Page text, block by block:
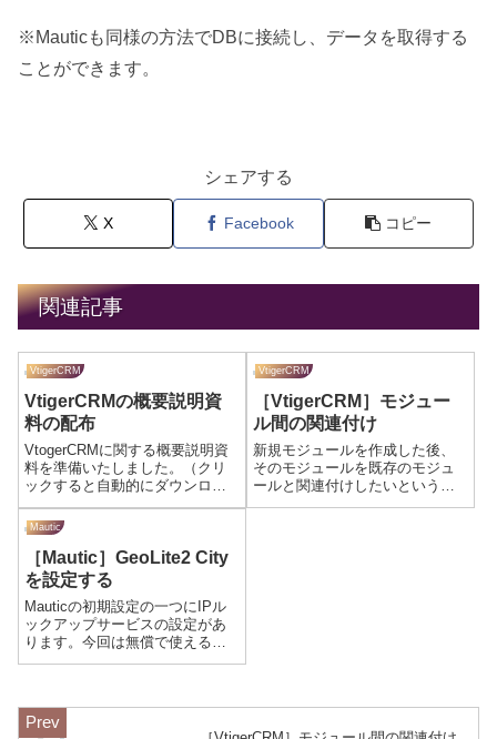
※Mauticも同様の方法でDBに接続し、データを取得する
ことができます。
シェアする
X Facebook コピー
関連記事
VtigerCRM
VtigerCRMの概要説明資
料の配布
VtogerCRMに関する概要説明資
料を準備いたしました。（クリ
ックすると自動的にダウンロー
ドされます）ダウンロード
VtigerCRM
［VtigerCRM］モジュー
ル間の関連付け
新規モジュールを作成した後、
そのモジュールを既存のモジュ
ールと関連付けしたいという要
望は多いと思います。今回はモ
Mautic
［Mautic］GeoLite2 City
を設定する
Mauticの初期設定の一つにIPル
ックアップサービスの設定があ
ります。今回は無償で使える
GeoLite2 Cityの設定にトライし
MaxMindのサイトにアクセスし
ます。［SI...